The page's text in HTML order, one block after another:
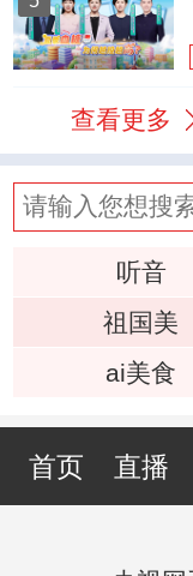
查看更多
听音
祖国美
ai美食
首页 直播